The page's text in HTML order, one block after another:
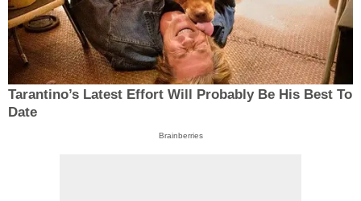
Tarantino’s Latest Effort Will Probably Be His Best To
Date
Brainberries